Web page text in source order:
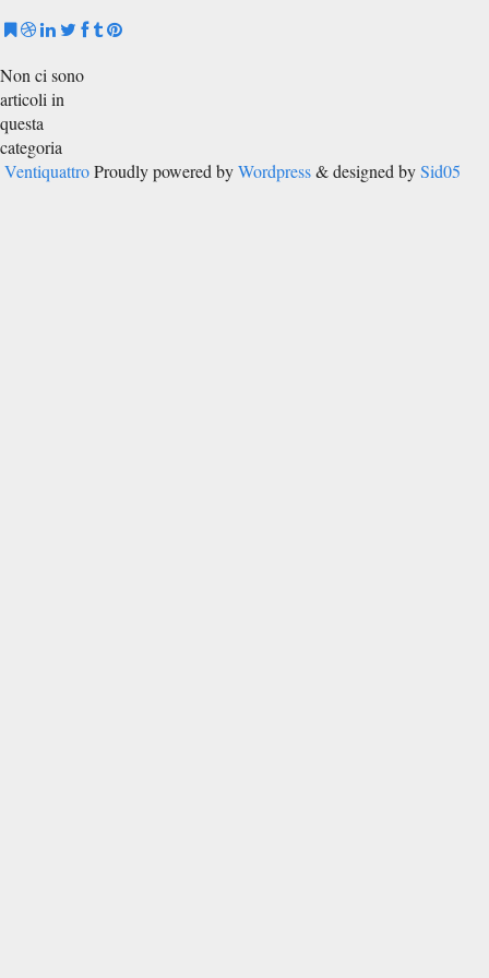
Non ci sono
articoli in
questa
categoria
Ventiquattro Proudly powered byWordpress& designed bySid05